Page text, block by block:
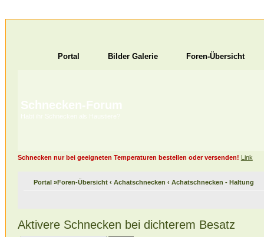
Portal Bilder Galerie Foren-Übersicht
Schnecken-Forum
Habt ihr Schnecken als Haustiere?
Schnecken nur bei geeigneten Temperaturen bestellen oder versenden! Link
Portal»Foren-Übersicht ‹ Achatschnecken ‹ Achatschnecken - Haltung
Aktivere Schnecken bei dichterem Besatz